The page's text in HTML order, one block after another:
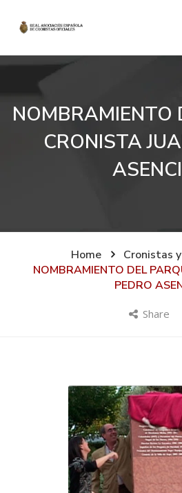
NOMBRAMIENTO
CRONISTA
Home
Cronistas
NOMBRAMIENTO DEL
PEDRO
Share